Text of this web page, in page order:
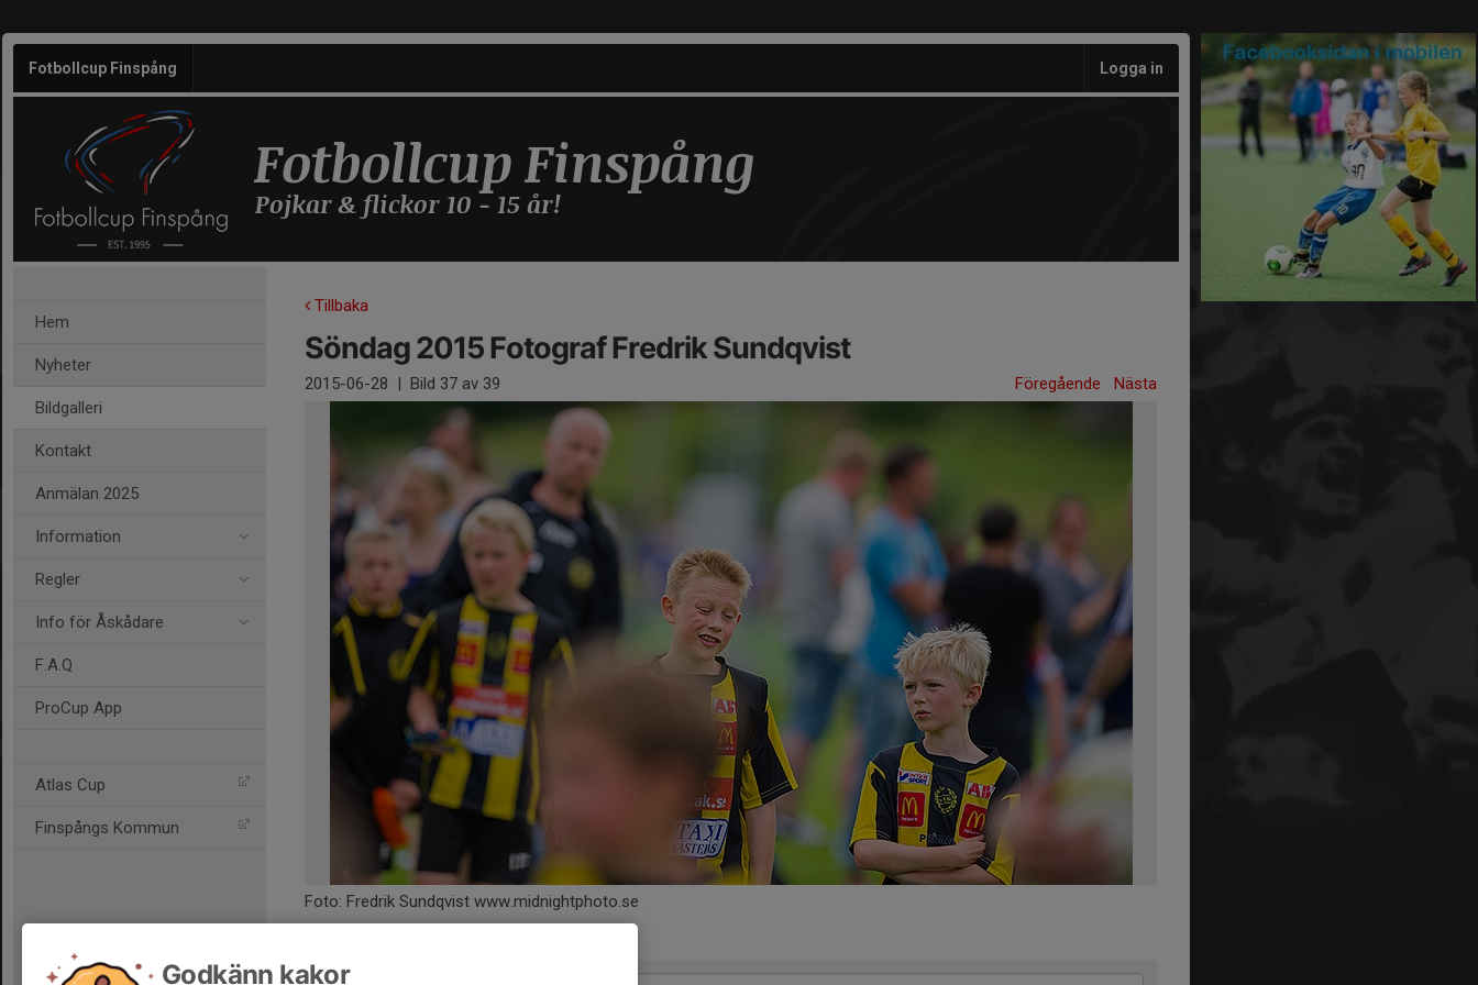
Fotbollcup Finspång Logga in
Fotbollcup Finspång
Pojkar & flickor 10 - 15 år!
Hem
Nyheter
Bildgalleri
Kontakt
Anmälan 2025
Information
Regler
Info för Åskådare
F.A.Q
ProCup App
Atlas Cup
Finspångs Kommun
Tillbaka
Söndag 2015 Fotograf Fredrik Sundqvist
2015-06-28 | Bild 37 av 39 Föregående Nästa
Foto: Fredrik Sundqvist www.midnightphoto.se
Godkänn kakor